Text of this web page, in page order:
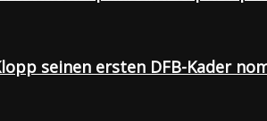
seinen ersten DFB-Kader